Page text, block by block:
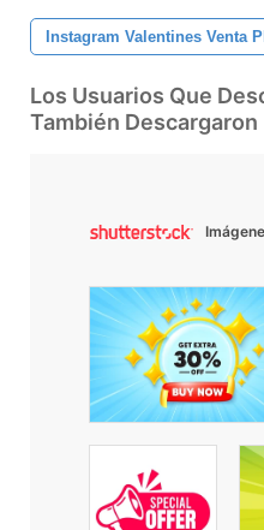
Instagram Valentines Venta
Los Usuarios Que
También Descargaron